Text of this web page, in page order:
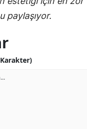
paylaşıyor.